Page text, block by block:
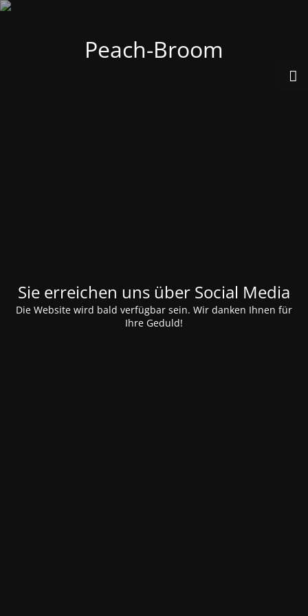
Peach-Broom
Sie erreichen uns über Social Media
Die Website wird bald verfügbar sein. Wir danken Ihnen für
Ihre Geduld!